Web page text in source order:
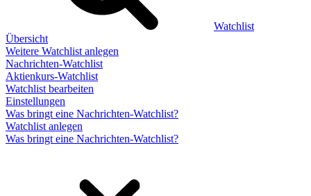
Watchlist
Übersicht
Weitere Watchlist anlegen
Nachrichten-Watchlist
Aktienkurs-Watchlist
Watchlist bearbeiten
Einstellungen
Was bringt eine Nachrichten-Watchlist?
Watchlist anlegen
Was bringt eine Nachrichten-Watchlist?